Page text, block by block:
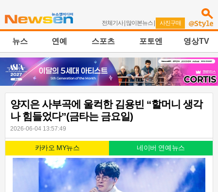
전체기사| 많이본뉴스 | 사진구매
뉴스 연예 스포츠 포토엔 영상TV
양지은 사부곡에 울컥한 김용빈 “할머니 생각
나 힘들었다”(금타는 금요일)
2026-06-04 13:57:49
카카오 MY뉴스 네이버 연예뉴스